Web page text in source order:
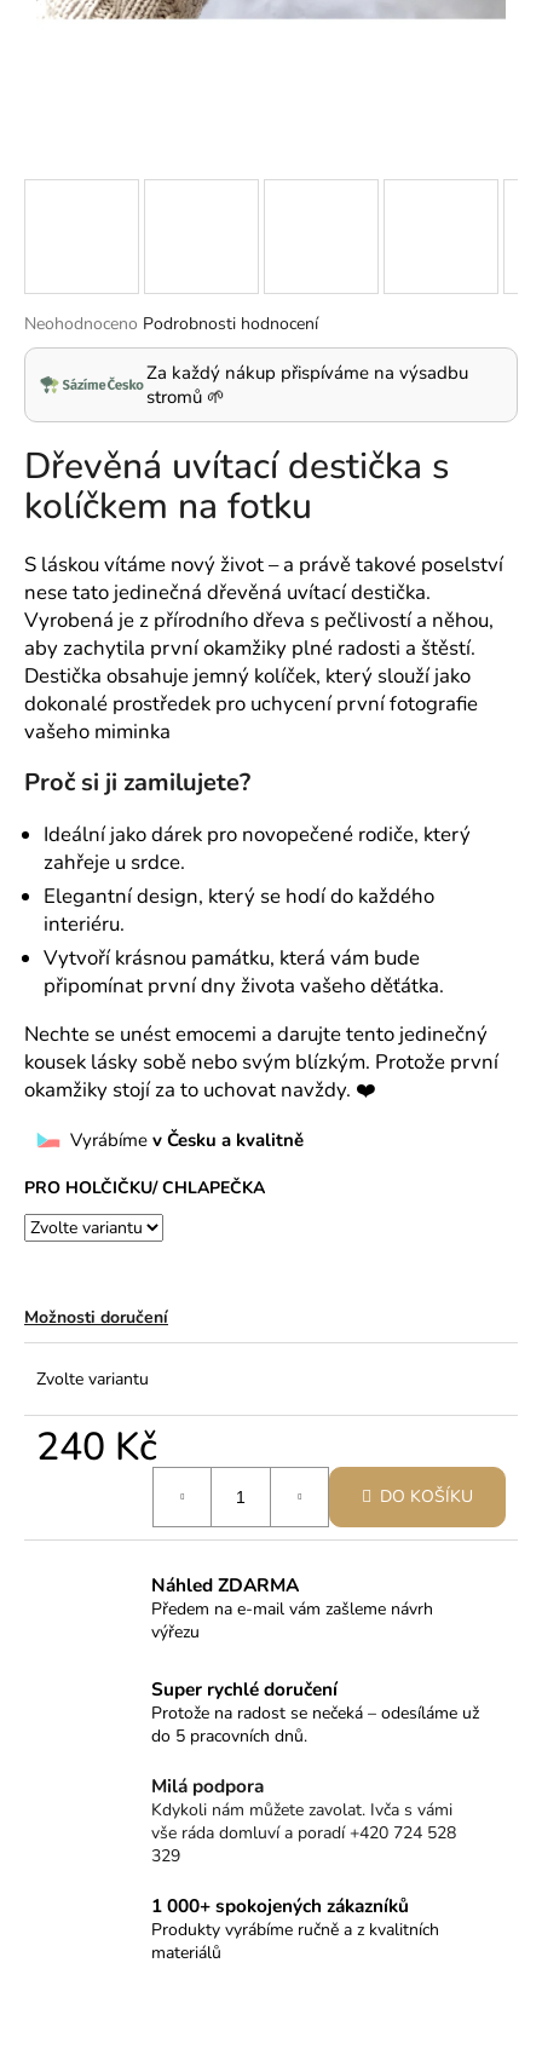
Průměrné
hodnocení
0,0
5
hvězdiček.
Neohodnoceno Podrobnosti hodnocení
Za každý nákup přispíváme na výsadbu
stromů 🌱
Dřevěná uvítací destička s
kolíčkem na fotku
S láskou vítáme nový život – a právě takové poselství
nese tato jedinečná dřevěná uvítací destička.
Vyrobená je z přírodního dřeva s pečlivostí a něhou,
aby zachytila první okamžiky plné radosti a štěstí.
Destička obsahuje jemný kolíček, který slouží jako
dokonalé prostředek pro uchycení první fotografie
vašeho miminka
Proč si ji zamilujete?
Ideální jako dárek pro novopečené rodiče, který
zahřeje u srdce.
Elegantní design, který se hodí do každého
interiéru.
Vytvoří krásnou památku, která vám bude
připomínat první dny života vašeho děťátka.
Nechte se unést emocemi a darujte tento jedinečný
kousek lásky sobě nebo svým blízkým. Protože první
okamžiky stojí za to uchovat navždy. ❤️
Vyrábíme v Česku a kvalitně
PRO HOLČIČKU/ CHLAPEČKA
Možnosti doručení
Zvolte variantu
240 Kč
DO KOŠÍKU
Náhled ZDARMA
Předem na e-mail vám zašleme návrh
výřezu
Super rychlé doručení
Protože na radost se nečeká – odesíláme už
do 5 pracovních dnů.
Milá podpora
Kdykoli nám můžete zavolat. Ivča s vámi
vše ráda domluví a poradí +420 724 528
329
1 000+ spokojených zákazníků
Produkty vyrábíme ručně a z kvalitních
materiálů
D
o
o
r
u
u
j
e
m
e